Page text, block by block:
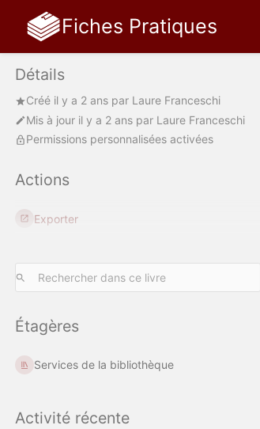
Fiches Pratiques
Détails
Créé il y a 2 ans par Laure Franceschi
Mis à jour il y a 2 ans par Laure Franceschi
Permissions personnalisées activées
Actions
Exporter
Étagères
Services de la bibliothèque
Activité récente